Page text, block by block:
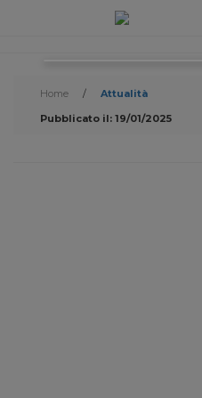
Home /
Attualità
Pubblicato il: 19/01/2025